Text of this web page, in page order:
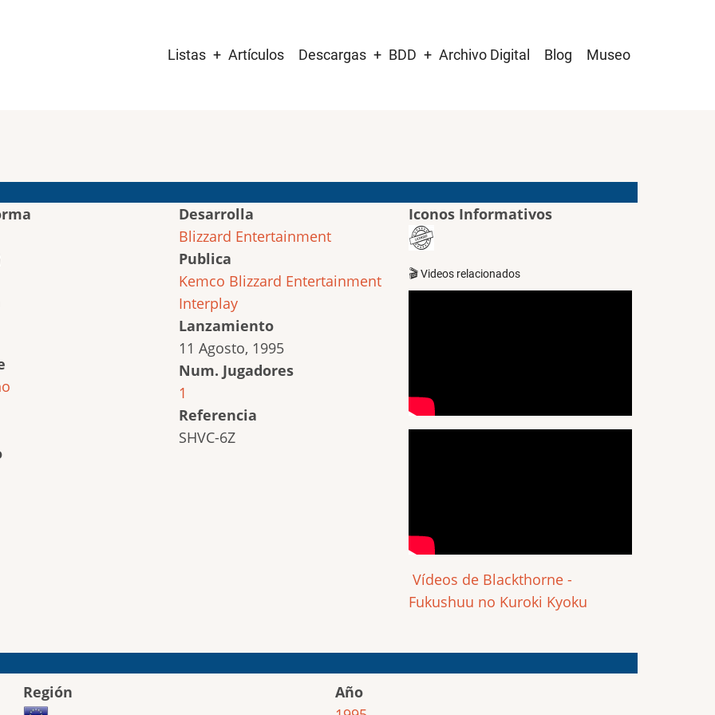
navigation
Listas Artículos Descargas BDD Archivo Digital Blog Museo
Desarrolla
Blizzard Entertainment
Publica
Kemco Blizzard Entertainment
Interplay
Lanzamiento
11 Agosto, 1995
Num. Jugadores
1
Referencia
SHVC-6Z
Iconos Informativos
🎬 Videos relacionados
Vídeos de Blackthorne -
Fukushuu no Kuroki Kyoku
Región
Año